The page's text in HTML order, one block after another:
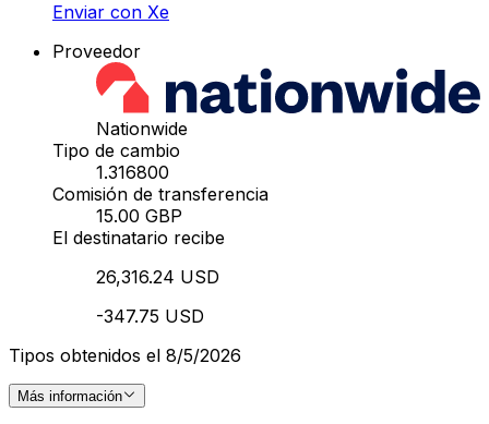
Enviar con Xe
Proveedor
Nationwide
Tipo de cambio
1.316800
Comisión de transferencia
15.00 GBP
El destinatario recibe
26,316.24 USD
-347.75 USD
Tipos obtenidos el 8/5/2026
Más información